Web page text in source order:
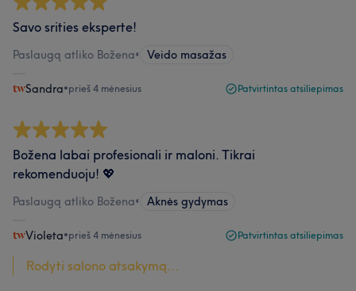
Savo srities eksperte!
Paslaugą atliko Božena• Veido masažas
Sandra•prieš 4 mėnesius Patvirtintas atsiliepimas
Božena labai profesionali ir maloni. Tikrai
rekomenduoju! 💖
Paslaugą atliko Božena• Aknės gydymas
Violeta•prieš 4 mėnesius Patvirtintas atsiliepimas
Rodyti salono atsakymą...